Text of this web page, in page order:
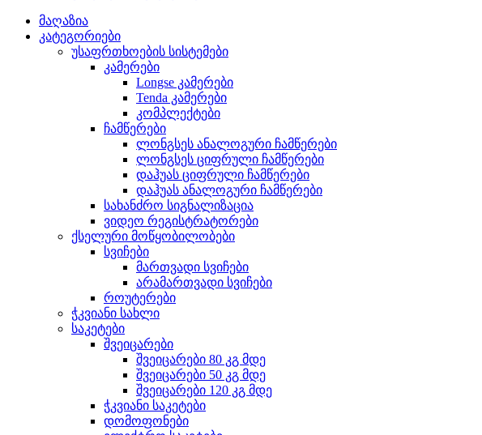
მაღაზია
კატეგორიები
უსაფრთხოების სისტემები
კამერები
Longse კამერები
Tenda კამერები
კომპლექტები
ჩამწერები
ლონგსეს ანალოგური ჩამწერები
ლონგსეს ციფრული ჩამწერები
დაჰუას ციფრული ჩამწერები
დაჰუას ანალოგური ჩამწერები
სახანძრო სიგნალიზაცია
ვიდეო რეგისტრატორები
ქსელური მოწყობილობები
სვიჩები
მართვადი სვიჩები
არამართვადი სვიჩები
როუტერები
ჭკვიანი სახლი
საკეტები
შვეიცარები
შვეიცარები 80 კგ მდე
შვეიცარები 50 კგ მდე
შვეიცარები 120 კგ მდე
ჭკვიანი საკეტები
დომოფონები